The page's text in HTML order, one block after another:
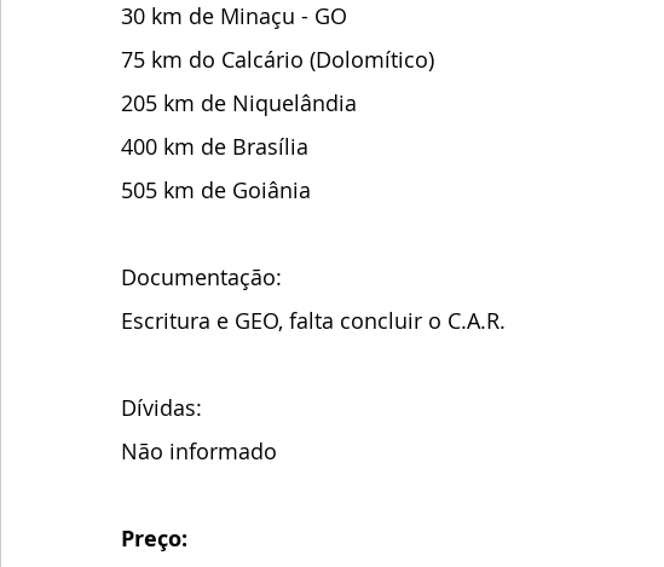
30 km de Minaçu - GO
75 km do Calcário (Dolomítico)
205 km de Niquelândia
400 km de Brasília
505 km de Goiânia
Documentação:
Escritura e GEO, falta concluir o C.A.R.
Dívidas:
Não informado
Preço: